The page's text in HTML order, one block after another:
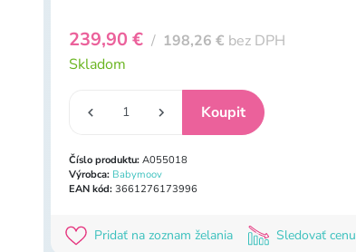
239,90 € / 198,26 € bez DPH
Skladom
Číslo produktu: A055018
Výrobca: Babymoov
EAN kód: 3661276173996
Pridať na zoznam želania Sledovať cenu